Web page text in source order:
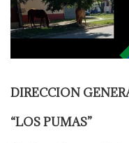
DIRECCION
“LOS PUMAS”